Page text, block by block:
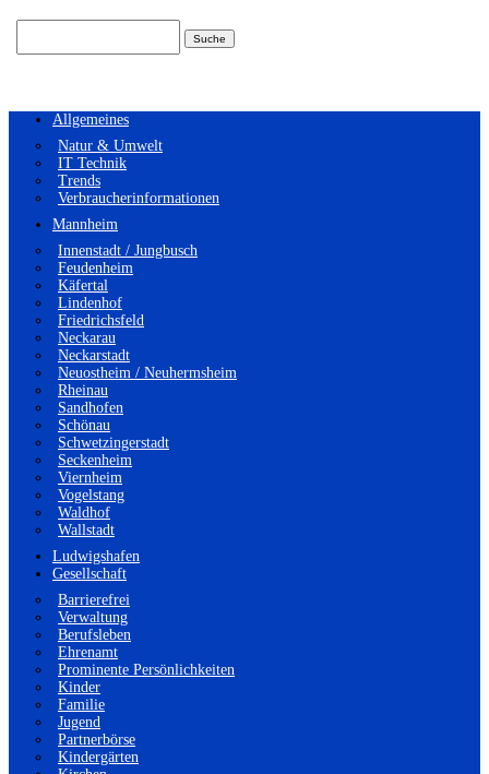
Allgemeines
Natur & Umwelt
IT Technik
Trends
Verbraucherinformationen
Mannheim
Innenstadt / Jungbusch
Feudenheim
Käfertal
Lindenhof
Friedrichsfeld
Neckarau
Neckarstadt
Neuostheim / Neuhermsheim
Rheinau
Sandhofen
Schönau
Schwetzingerstadt
Seckenheim
Viernheim
Vogelstang
Waldhof
Wallstadt
Ludwigshafen
Gesellschaft
Barrierefrei
Verwaltung
Berufsleben
Ehrenamt
Prominente Persönlichkeiten
Kinder
Familie
Jugend
Partnerbörse
Kindergärten